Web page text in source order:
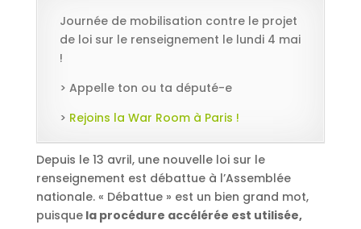
Journée de mobilisation contre le projet
de loi sur le renseignement le lundi 4 mai
!
> Appelle ton ou ta député-e
> Rejoins la War Room à Paris !
Depuis le 13 avril, une nouvelle loi sur le
renseignement est débattue à l’Assemblée
nationale. « Débattue » est un bien grand mot,
puisquela procédure accélérée est utilisée,